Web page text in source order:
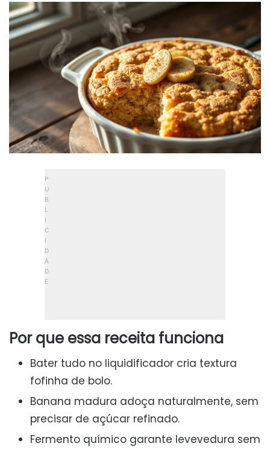
Por que essa receita funciona
Bater tudo no liquidificador cria textura
fofinha de bolo.
Banana madura adoça naturalmente, sem
precisar de açúcar refinado.
Fermento químico garante levevedura sem